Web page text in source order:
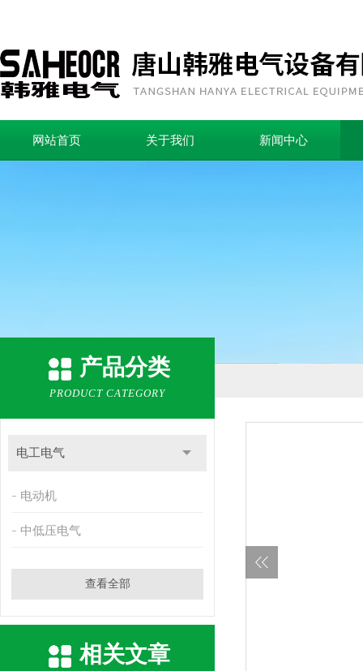
网站首页 关于我们 新闻中心
产品分类
PRODUCT CATEGORY
电工电气
电动机
中低压电气
查看全部
相关文章